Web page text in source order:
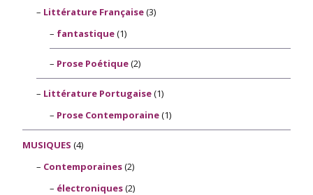
Littérature Française(3)
fantastique(1)
Prose Poétique(2)
Littérature Portugaise(1)
Prose Contemporaine(1)
MUSIQUES (4)
Contemporaines(2)
électroniques(2)